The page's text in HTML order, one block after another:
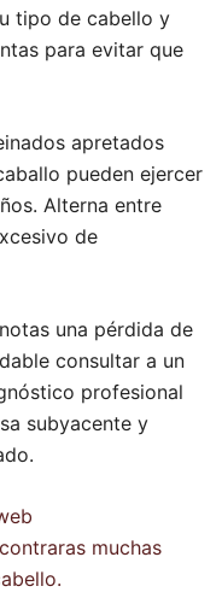
tipo de cabello y
para evitar que
apretados
pueden ejercer
Alterna entre
de
una pérdida de
consultar a un
profesional
subyacente y
muchas